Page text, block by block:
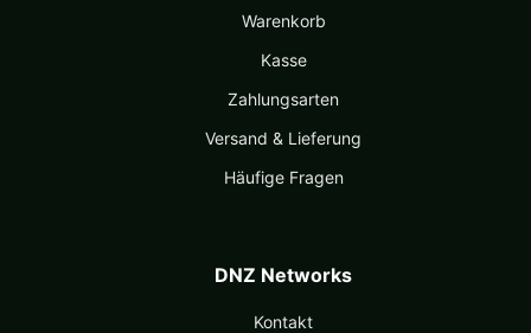
Warenkorb
Kasse
Zahlungsarten
Versand & Lieferung
Häufige Fragen
DNZ Networks
Kontakt